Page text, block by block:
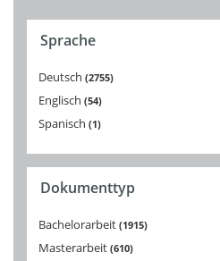
Sprache
Deutsch 2755
Englisch 54
Spanisch 1
Dokumenttyp
Bachelorarbeit 1915
Masterarbeit 610